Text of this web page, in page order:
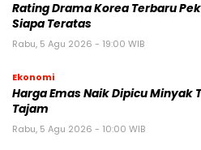
Rating Drama Korea Terbaru
Siapa Teratas
Rabu, 5 Agu 2026 - 19:00 WIB
Ekonomi
Harga Emas Naik Dipicu Minyak
Tajam
Rabu, 5 Agu 2026 - 10:00 WIB